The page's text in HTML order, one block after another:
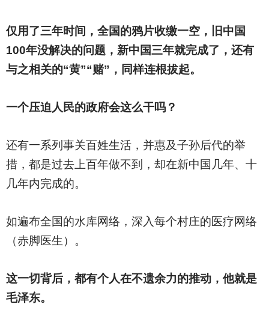
仅用了三年时间，全国的鸦片收缴一空，旧中国
100年没解决的问题，新中国三年就完成了，还有
与之相关的“黄”“赌”，同样连根拔起。
一个压迫人民的政府会这么干吗？
还有一系列事关百姓生活，并惠及子孙后代的举
措，都是过去上百年做不到，却在新中国几年、十
几年内完成的。
如遍布全国的水库网络，深入每个村庄的医疗网络
（赤脚医生）。
这一切背后，都有个人在不遗余力的推动，他就是
毛泽东。